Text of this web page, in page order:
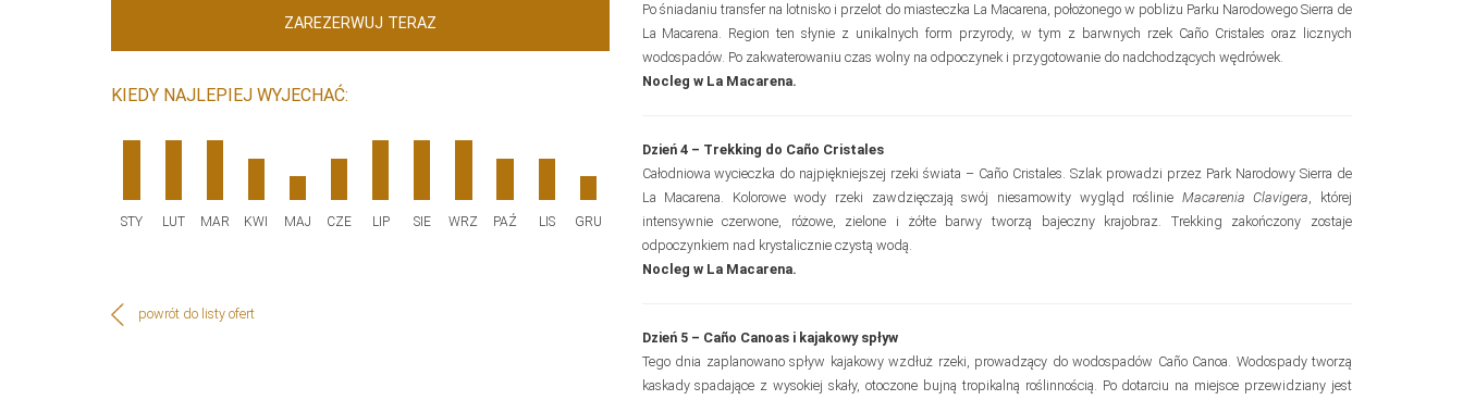
ZAREZERWUJ TERAZ
KIEDY NAJLEPIEJ WYJECHAĆ:
STY LUT MAR KWI MAJ CZE LIP SIE WRZ PAŹ LIS GRU
powrót do listy ofert
Po śniadaniu transfer na lotnisko i przelot do miasteczka La Macarena, położonego w pobliżu Parku Narodowego Sierra de
La Macarena. Region ten słynie z unikalnych form przyrody, w tym z barwnych rzek Caño Cristales oraz licznych
wodospadów. Po zakwaterowaniu czas wolny na odpoczynek i przygotowanie do nadchodzących wędrówek.
Nocleg w La Macarena.
Dzień 4 – Trekking do Caño Cristales
Całodniowa wycieczka do najpiękniejszej rzeki świata – Caño Cristales. Szlak prowadzi przez Park Narodowy Sierra de
La Macarena. Kolorowe wody rzeki zawdzięczają swój niesamowity wygląd roślinie Macarenia Clavigera, której
intensywnie czerwone, różowe, zielone i żółte barwy tworzą bajeczny krajobraz. Trekking zakończony zostaje
odpoczynkiem nad krystalicznie czystą wodą.
Nocleg w La Macarena.
Dzień 5 – Caño Canoas i kajakowy spływ
Tego dnia zaplanowano spływ kajakowy wzdłuż rzeki, prowadzący do wodospadów Caño Canoa. Wodospady tworzą
kaskady spadające z wysokiej skały, otoczone bujną tropikalną roślinnością. Po dotarciu na miejsce przewidziany jest